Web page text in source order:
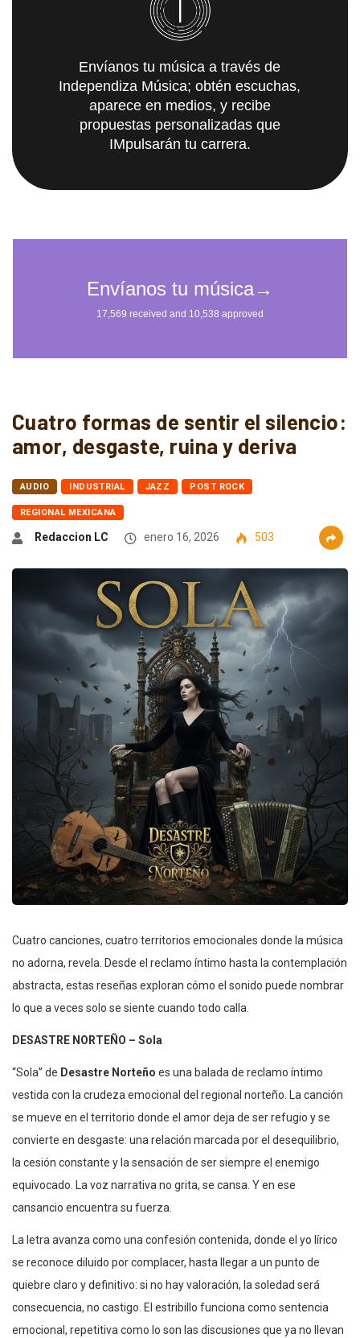
Envíanos tu música a través de
Independiza Música; obtén escuchas,
aparece en medios, y recibe
propuestas personalizadas que
IMpulsarán tu carrera.
Cuatro formas de sentir el silencio:
amor, desgaste, ruina y deriva
AUDIO INDUSTRIAL JAZZ POST ROCK
REGIONAL MEXICANA
Redaccion LC enero 16, 2026 503
Cuatro canciones, cuatro territorios emocionales donde la música
no adorna, revela. Desde el reclamo íntimo hasta la contemplación
abstracta, estas reseñas exploran cómo el sonido puede nombrar
lo que a veces solo se siente cuando todo calla.
DESASTRE NORTEÑO – Sola
“Sola” de Desastre Norteño es una balada de reclamo íntimo
vestida con la crudeza emocional del regional norteño. La canción
se mueve en el territorio donde el amor deja de ser refugio y se
convierte en desgaste: una relación marcada por el desequilibrio,
la cesión constante y la sensación de ser siempre el enemigo
equivocado. La voz narrativa no grita, se cansa. Y en ese
cansancio encuentra su fuerza.
La letra avanza como una confesión contenida, donde el yo lírico
se reconoce diluido por complacer, hasta llegar a un punto de
quiebre claro y definitivo: si no hay valoración, la soledad será
consecuencia, no castigo. El estribillo funciona como sentencia
emocional, repetitiva como lo son las discusiones que ya no llevan